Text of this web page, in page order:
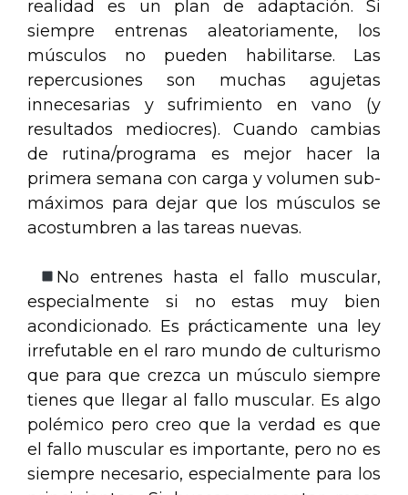
realidad es un plan de adaptación. Si
siempre entrenas aleatoriamente, los
músculos no pueden habilitarse. Las
repercusiones son muchas agujetas
innecesarias y sufrimiento en vano (y
resultados mediocres). Cuando cambias
de rutina/programa es mejor hacer la
primera semana con carga y volumen sub-
máximos para dejar que los músculos se
acostumbren a las tareas nuevas.
No entrenes hasta el fallo muscular,
especialmente si no estas muy bien
acondicionado. Es prácticamente una ley
irrefutable en el raro mundo de culturismo
que para que crezca un músculo siempre
tienes que llegar al fallo muscular. Es algo
polémico pero creo que la verdad es que
el fallo muscular es importante, pero no es
siempre necesario, especialmente para los